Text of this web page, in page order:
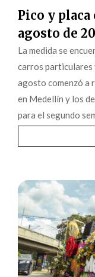
Pico y
agosto de
La medida se
carros particulares
agosto comenzó a
en Medellín y los
para el segundo